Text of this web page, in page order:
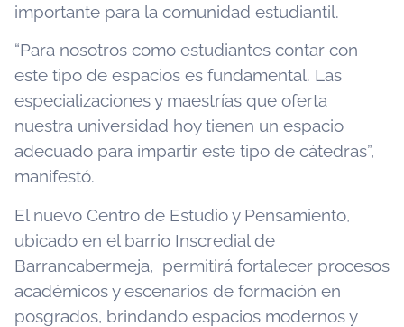
importante para la comunidad estudiantil.
“Para nosotros como estudiantes contar con
este tipo de espacios es fundamental. Las
especializaciones y maestrías que oferta
nuestra universidad hoy tienen un espacio
adecuado para impartir este tipo de cátedras”,
manifestó.
El nuevo Centro de Estudio y Pensamiento,
ubicado en el barrio Inscredial de
Barrancabermeja, permitirá fortalecer procesos
académicos y escenarios de formación en
posgrados, brindando espacios modernos y